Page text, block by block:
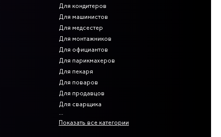
Для кондитеров
Для машинистов
Для медсестер
Для монтажников
Для официантов
Для парикмахеров
Для пекаря
Для поваров
Для продавцов
Для сварщика
Показать все категории